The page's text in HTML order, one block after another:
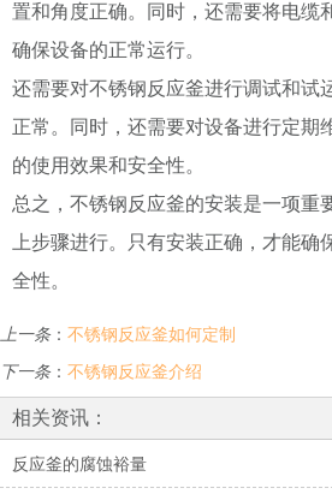
置和角度正确。同时，还需要将电缆
确保设备的正常运行。
还需要对不锈钢反应釜进行调试和试
正常。同时，还需要对设备进行定期
的使用效果和安全性。
总之，不锈钢反应釜的安装是一项重
上步骤进行。只有安装正确，才能确
全性。
上一条： 不锈钢反应釜如何定制
下一条： 不锈钢反应釜介绍
相关资讯：
反应釜的腐蚀裕量